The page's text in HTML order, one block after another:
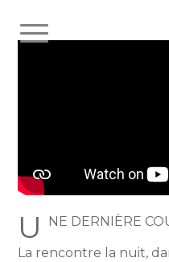
U NE DERNIÈRE
La rencontre la nuit,